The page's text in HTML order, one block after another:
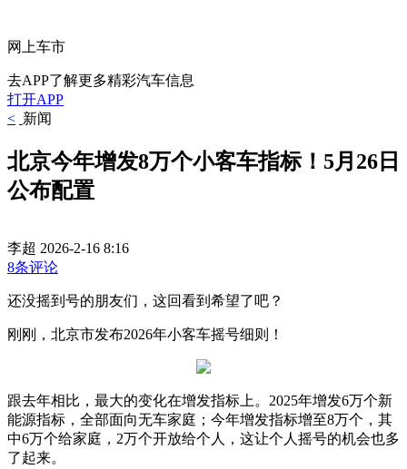
网上车市
去APP了解更多精彩汽车信息
打开APP
< 新闻
北京今年增发8万个小客车指标！5月26日
公布配置
李超 2026-2-16 8:16
8条评论
还没摇到号的朋友们，这回看到希望了吧？
刚刚，北京市发布2026年小客车摇号细则！
跟去年相比，最大的变化在增发指标上。2025年增发6万个新
能源指标，全部面向无车家庭；今年增发指标增至8万个，其
中6万个给家庭，2万个开放给个人，这让个人摇号的机会也多
了起来。